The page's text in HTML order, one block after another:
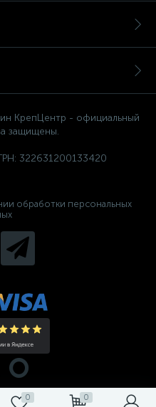
0 0
КрепЦентр - официальный
защищены.
322631200133420
обработки персональных